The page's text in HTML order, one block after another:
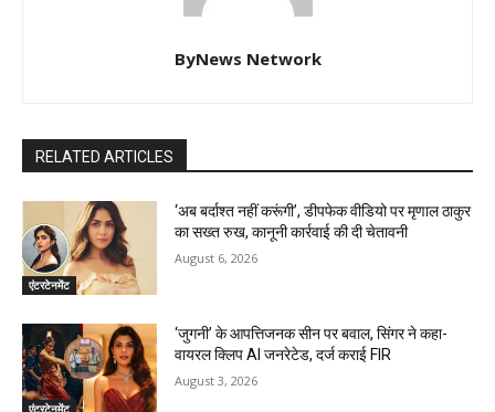
ByNews Network
RELATED ARTICLES
एंटरटेनमेंट
‘अब बर्दाश्त नहीं करूंगी’, डीपफेक वीडियो पर मृणाल ठाकुर
का सख्त रुख, कानूनी कार्रवाई की दी चेतावनी
August 6, 2026
एंटरटेनमेंट
‘जुगनी’ के आपत्तिजनक सीन पर बवाल, सिंगर ने कहा-
वायरल क्लिप AI जनरेटेड, दर्ज कराई FIR
August 3, 2026